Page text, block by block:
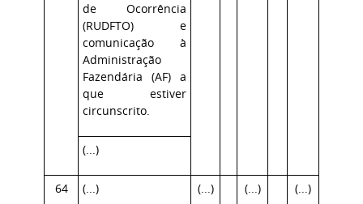
de Ocorrência
(RUDFTO) e
comunicação à
Administração
Fazendária (AF) a
que estiver
circunscrito.
(...)
64 (...) (...) (...) (...)